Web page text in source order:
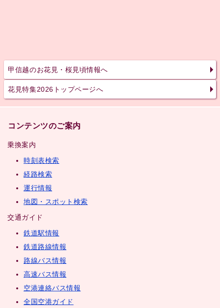
甲信越のお花見・桜見頃情報へ
花見特集2026トップページへ
コンテンツのご案内
乗換案内
時刻表検索
経路検索
運行情報
地図・スポット検索
交通ガイド
鉄道駅情報
鉄道路線情報
路線バス情報
高速バス情報
空港連絡バス情報
全国空港ガイド